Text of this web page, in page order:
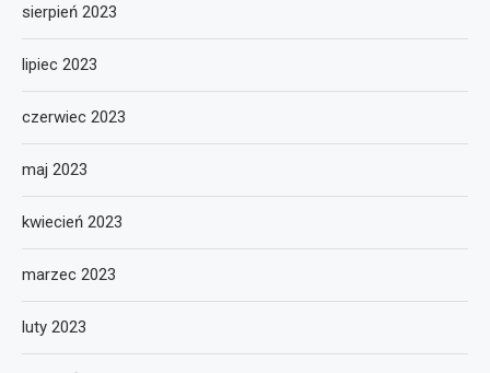
sierpień 2023
lipiec 2023
czerwiec 2023
maj 2023
kwiecień 2023
marzec 2023
luty 2023